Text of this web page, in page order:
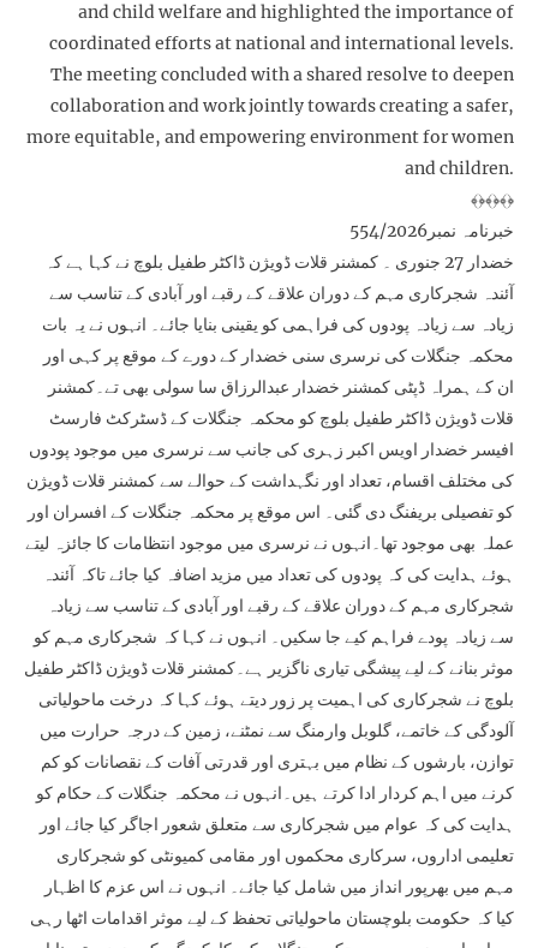
and child welfare and highlighted the importance of
coordinated efforts at national and international levels.
The meeting concluded with a shared resolve to deepen
collaboration and work jointly towards creating a safer,
more equitable, and empowering environment for women
and children.
﴾﴿﴾﴿﴾﴿
خبرنامہ نمبر554/2026
خضدار 27 جنوری ۔ کمشنر قلات ڈویژن ڈاکٹر طفیل بلوچ نے کہا ہے کہ
آئندہ شجرکاری مہم کے دوران علاقے کے رقبے اور آبادی کے تناسب سے
زیادہ سے زیادہ پودوں کی فراہمی کو یقینی بنایا جائے۔ انہوں نے یہ بات
محکمہ جنگلات کی نرسری سنی خضدار کے دورے کے موقع پر کہی اور
ان کے ہمراہ ڈپٹی کمشنر خضدار عبدالرزاق سا سولی بھی تے۔کمشنر
قلات ڈویژن ڈاکٹر طفیل بلوچ کو محکمہ جنگلات کے ڈسٹرکٹ فارسٹ
افیسر خضدار اویس اکبر زہری کی جانب سے نرسری میں موجود پودوں
کی مختلف اقسام، تعداد اور نگہداشت کے حوالے سے کمشنر قلات ڈویژن
کو تفصیلی بریفنگ دی گئی۔ اس موقع پر محکمہ جنگلات کے افسران اور
عملہ بھی موجود تھا۔انہوں نے نرسری میں موجود انتظامات کا جائزہ لیتے
ہوئے ہدایت کی کہ پودوں کی تعداد میں مزید اضافہ کیا جائے تاکہ آئندہ
شجرکاری مہم کے دوران علاقے کے رقبے اور آبادی کے تناسب سے زیادہ
سے زیادہ پودے فراہم کیے جا سکیں۔ انہوں نے کہا کہ شجرکاری مہم کو
موثر بنانے کے لیے پیشگی تیاری ناگزیر ہے۔کمشنر قلات ڈویژن ڈاکٹر طفیل
بلوچ نے شجرکاری کی اہمیت پر زور دیتے ہوئے کہا کہ درخت ماحولیاتی
آلودگی کے خاتمے، گلوبل وارمنگ سے نمٹنے، زمین کے درجہ حرارت میں
توازن، بارشوں کے نظام میں بہتری اور قدرتی آفات کے نقصانات کو کم
کرنے میں اہم کردار ادا کرتے ہیں۔انہوں نے محکمہ جنگلات کے حکام کو
ہدایت کی کہ عوام میں شجرکاری سے متعلق شعور اجاگر کیا جائے اور
تعلیمی اداروں، سرکاری محکموں اور مقامی کمیونٹی کو شجرکاری
مہم میں بھرپور انداز میں شامل کیا جائے۔ انہوں نے اس عزم کا اظہار
کیا کہ حکومت بلوچستان ماحولیاتی تحفظ کے لیے موثر اقدامات اٹھا رہی